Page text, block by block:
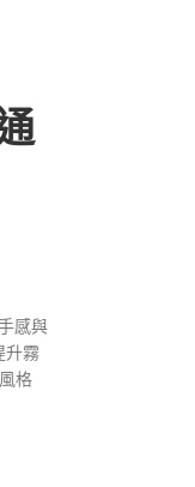
感與
升霧
格